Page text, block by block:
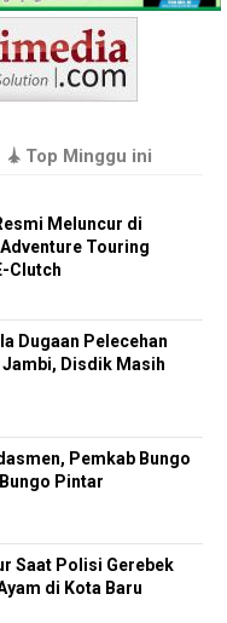
Top Minggu ini
Meluncur di
Touring
Clutch
Dugaan Pelecehan
Jambi, Disdik Masih
Pemkab Bungo
Pintar
Saat Polisi Gerebek
di Kota Baru